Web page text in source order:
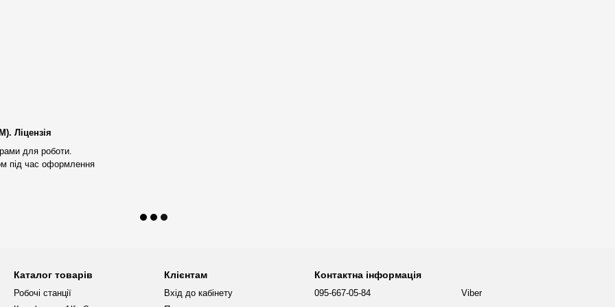
за допомогою блоку
. Максимальне
Ліцензія
для роботи.
під час оформлення
Каталог товарів
Робочі станції
Клієнтам
Вхід до кабінету
Контактна інформація
095-667-05-84
Viber